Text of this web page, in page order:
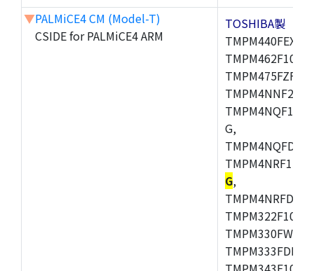
▼PALMiCE4 CM (Model-T)
CSIDE for PALMiCE4 ARM
TOSHIBA製
G,
G,